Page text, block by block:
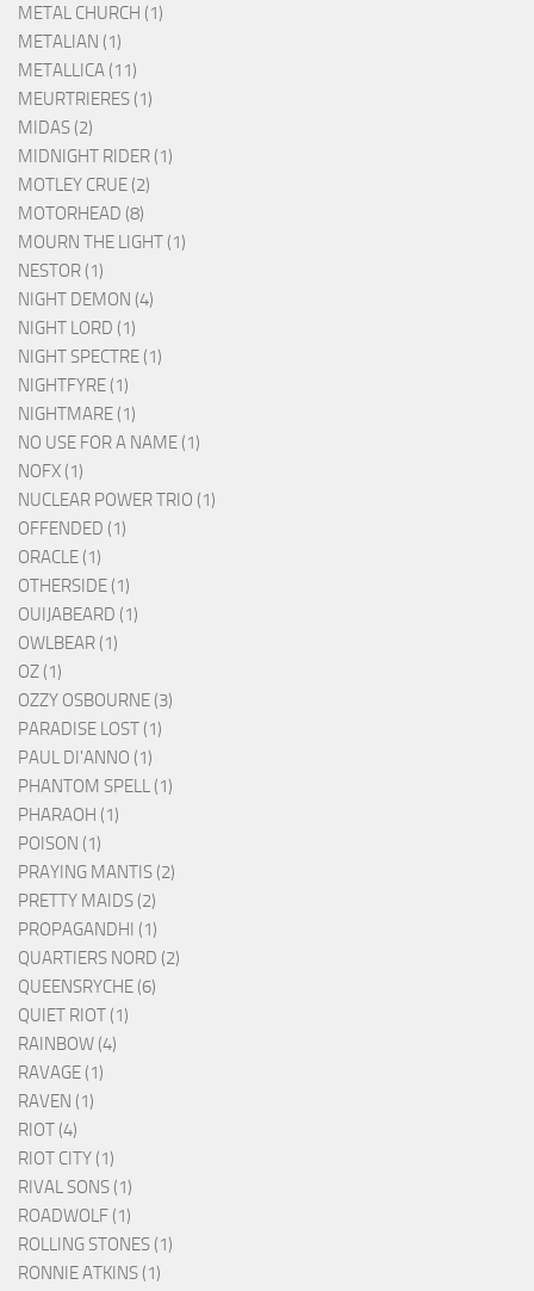
METAL CHURCH (1)
METALIAN (1)
METALLICA (11)
MEURTRIERES (1)
MIDAS (2)
MIDNIGHT RIDER (1)
MOTLEY CRUE (2)
MOTORHEAD (8)
MOURN THE LIGHT (1)
NESTOR (1)
NIGHT DEMON (4)
NIGHT LORD (1)
NIGHT SPECTRE (1)
NIGHTFYRE (1)
NIGHTMARE (1)
NO USE FOR A NAME (1)
NOFX (1)
NUCLEAR POWER TRIO (1)
OFFENDED (1)
ORACLE (1)
OTHERSIDE (1)
OUIJABEARD (1)
OWLBEAR (1)
OZ (1)
OZZY OSBOURNE (3)
PARADISE LOST (1)
PAUL DI'ANNO (1)
PHANTOM SPELL (1)
PHARAOH (1)
POISON (1)
PRAYING MANTIS (2)
PRETTY MAIDS (2)
PROPAGANDHI (1)
QUARTIERS NORD (2)
QUEENSRYCHE (6)
QUIET RIOT (1)
RAINBOW (4)
RAVAGE (1)
RAVEN (1)
RIOT (4)
RIOT CITY (1)
RIVAL SONS (1)
ROADWOLF (1)
ROLLING STONES (1)
RONNIE ATKINS (1)